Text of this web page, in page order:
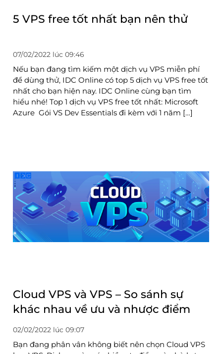
5 VPS free tốt nhất bạn nên thử
07/02/2022 lúc 09:46
Nếu bạn đang tìm kiếm một dịch vụ VPS miễn phí
để dùng thử, IDC Online có top 5 dịch vụ VPS free tốt
nhất cho bạn hiện nay. IDC Online cùng bạn tìm
hiểu nhé! Top 1 dịch vụ VPS free tốt nhất: Microsoft
Azure Gói VS Dev Essentials đi kèm với 1 năm […]
Cloud VPS và VPS – So sánh sự
khác nhau về ưu và nhược điểm
02/02/2022 lúc 09:07
Bạn đang phân vân không biết nên chọn Cloud VPS